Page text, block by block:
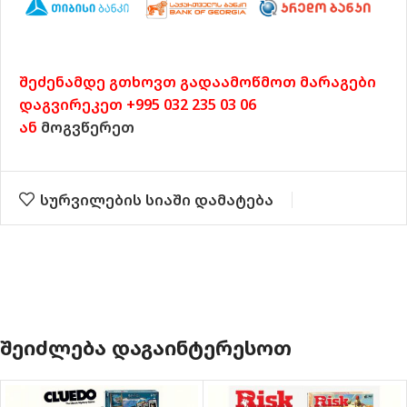
შეძენამდე გთხოვთ გადაამოწმოთ მარაგები
დაგვირეკეთ +995 032 235 03 06
ან მოგვწერეთ
სურვილების სიაში დამატება
ᲨᲔᲘᲫᲚᲔᲑᲐ ᲓᲐᲒᲐᲘᲜᲢᲔᲠᲔᲡᲝᲗ